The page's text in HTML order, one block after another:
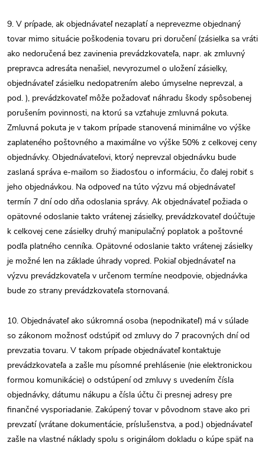
9. V prípade, ak objednávateľ nezaplatí a neprevezme objednaný
tovar mimo situácie poškodenia tovaru pri doručení (zásielka sa vráti
ako nedoručená bez zavinenia prevádzkovateľa, napr. ak zmluvný
prepravca adresáta nenašiel, nevyrozumel o uložení zásielky,
objednávateľ zásielku nedopatrením alebo úmyselne neprevzal, a
pod. ), prevádzkovateľ môže požadovať náhradu škody spôsobenej
porušením povinnosti, na ktorú sa vzťahuje zmluvná pokuta.
Zmluvná pokuta je v takom prípade stanovená minimálne vo výške
zaplateného poštovného a maximálne vo výške 50% z celkovej ceny
objednávky. Objednávateľovi, ktorý neprevzal objednávku bude
zaslaná správa e-mailom so žiadosťou o informáciu, čo ďalej robiť s
jeho objednávkou. Na odpoveď na túto výzvu má objednávateľ
termín 7 dní odo dňa odoslania správy. Ak objednávateľ požiada o
opätovné odoslanie takto vrátenej zásielky, prevádzkovateľ doúčtuje
k celkovej cene zásielky druhý manipulačný poplatok a poštovné
podľa platného cenníka. Opätovné odoslanie takto vrátenej zásielky
je možné len na základe úhrady vopred. Pokiaľ objednávateľ na
výzvu prevádzkovateľa v určenom termíne neodpovie, objednávka
bude zo strany prevádzkovateľa stornovaná.
10. Objednávateľ ako súkromná osoba (nepodnikateľ) má v súlade
so zákonom možnosť odstúpiť od zmluvy do 7 pracovných dní od
prevzatia tovaru. V takom prípade objednávateľ kontaktuje
prevádzkovateľa a zašle mu písomné prehlásenie (nie elektronickou
formou komunikácie) o odstúpení od zmluvy s uvedením čísla
objednávky, dátumu nákupu a čísla účtu či presnej adresy pre
finančné vysporiadanie. Zakúpený tovar v pôvodnom stave ako pri
prevzatí (vrátane dokumentácie, príslušenstva, a pod.) objednávateľ
zašle na vlastné náklady spolu s originálom dokladu o kúpe späť na